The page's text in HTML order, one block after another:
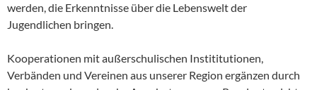
werden, die Erkenntnisse über die Lebenswelt der
Jugendlichen bringen.
Kooperationen mit außerschulischen Instititutionen,
Verbänden und Vereinen aus unserer Region ergänzen durch